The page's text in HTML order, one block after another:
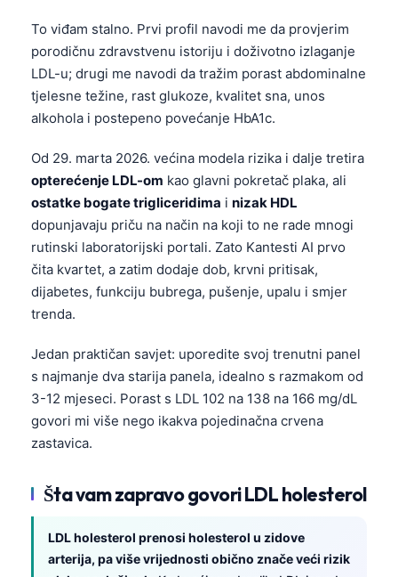
To viđam stalno. Prvi profil navodi me da provjerim
porodičnu zdravstvenu istoriju i doživotno izlaganje
LDL-u; drugi me navodi da tražim porast abdominalne
tjelesne težine, rast glukoze, kvalitet sna, unos
alkohola i postepeno povećanje HbA1c.
Od 29. marta 2026. većina modela rizika i dalje tretira
opterećenje LDL-om kao glavni pokretač plaka, ali
ostatke bogate trigliceridima i nizak HDL
dopunjavaju priču na način na koji to ne rade mnogi
rutinski laboratorijski portali. Zato Kantesti AI prvo
čita kvartet, a zatim dodaje dob, krvni pritisak,
dijabetes, funkciju bubrega, pušenje, upalu i smjer
trenda.
Jedan praktičan savjet: uporedite svoj trenutni panel
s najmanje dva starija panela, idealno s razmakom od
3-12 mjeseci. Porast s LDL 102 na 138 na 166 mg/dL
govori mi više nego ikakva pojedinačna crvena
zastavica.
Šta vam zapravo govori LDL holesterol
LDL holesterol prenosi holesterol u zidove
arterija, pa više vrijednosti obično znače veći rizik